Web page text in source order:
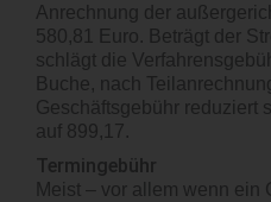
Anrechnung der
580,81 Euro. Beträgt der
schlägt die
Buche, nach
Geschäftsgebühr reduziert
auf 899,17.
Termingebühr
Meist – vor allem wenn ein